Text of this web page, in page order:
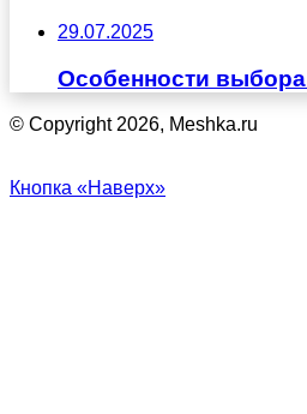
29.07.2025
Особенности
© Copyright 2026, Meshka.ru
Кнопка «Наверх»